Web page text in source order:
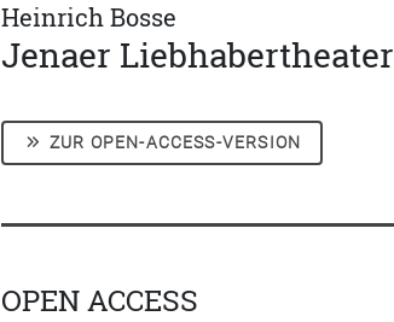
Heinrich Bosse
Jenaer Liebhabertheater
ZUR OPEN-ACCESS-VERSION
OPEN ACCESS